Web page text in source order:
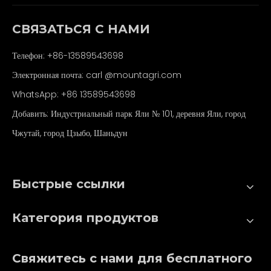
СВЯЗАТЬСЯ С НАМИ
Телефон: +86-13589543698
Электронная почта: carl @mountagri.com
WhatsApp: +86 13589543698
Добавить: Индустриальный парк Яли № 101, деревня Яли, город
Чжутай, город Цзыбо, Шаньдун
Быстрые ссылки
Категория продуктов
Свяжитесь с нами для бесплатного